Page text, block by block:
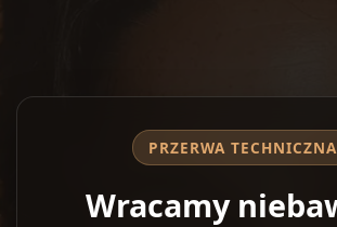
PRZERWA TECHNICZNA
Wracamy